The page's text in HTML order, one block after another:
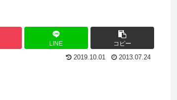
LINE コピー
2019.10.01 2013.07.24